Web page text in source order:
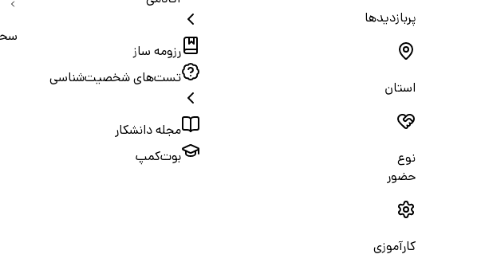
پربازدیدها
استان
نوع
حضور
کارآموزی
رزومه ساز
تست‌های شخصیت‌شناسی
مجله دانشکار
بوت‌کمپ